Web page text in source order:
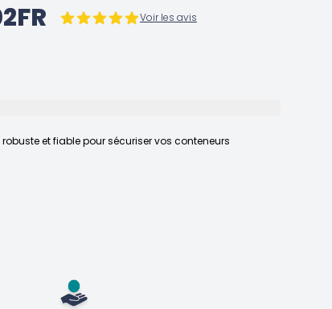
Voir les avis
et fiable pour sécuriser vos conteneurs